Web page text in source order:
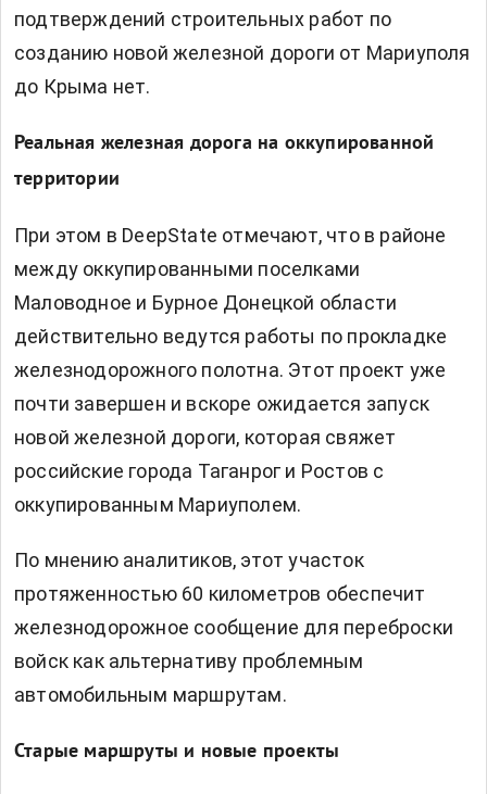
подтверждений строительных работ по
созданию новой железной дороги от Мариуполя
до Крыма нет.
Реальная железная дорога на оккупированной
территории
При этом в DeepState отмечают, что в районе
между оккупированными поселками
Маловодное и Бурное Донецкой области
действительно ведутся работы по прокладке
железнодорожного полотна. Этот проект уже
почти завершен и вскоре ожидается запуск
новой железной дороги, которая свяжет
российские города Таганрог и Ростов с
оккупированным Мариуполем.
По мнению аналитиков, этот участок
протяженностью 60 километров обеспечит
железнодорожное сообщение для переброски
войск как альтернативу проблемным
автомобильным маршрутам.
Старые маршруты и новые проекты